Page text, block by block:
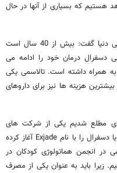
هستیم که بسیاری از آنها در حال
وی با اشاره به حضور ایران در کمربند تالاسمی دنیا گفت: بیش از 40 سال است
دسفرال درمان خود را ادامه می
همراه داشته است. تالاسمی یکی
هزینه ها نیز برای داروهای
خاطرنشان کرد: سال 2000 میلادی مطلع شدیم یکی از شرکت های
خارجی کار تولید داروی خوراکی دفراسیروکس یا دسفرال را با نام Exjade آغاز کرده
در انجمن هماتولوژی کودکان در
زیرا باید به عنوان یکی از مصرف